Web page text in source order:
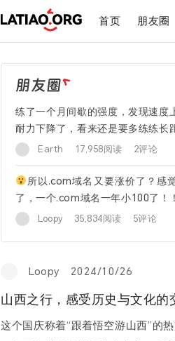
首页 朋友圈
练了一个月间歇的强度，发现速度
耐力下降了，看来还是要多练练长
啊。毕竟马拉松是个长距离的有氧
Earth 17,958阅读 2评论
所以.com域名又要涨价了？感
了，一个.com域名一年小100了！
名不多，都拿来收藏了……
Loopy 35,834阅读 5评论
Loopy 2024/10/26
山西之行，感受历史与文化的
这个国庆称着“跟着悟空游山西”的